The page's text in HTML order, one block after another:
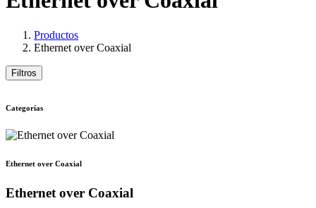
Productos
Ethernet over Coaxial
Filtros
Categorías
Ethernet over Coaxial
Ethernet over Coaxial